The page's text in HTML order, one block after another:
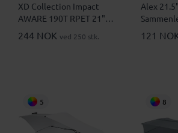
XD Collection Impact
AWARE 190T RPET 21"
Bambus Automatisk
Sammenleggbar Paraply
244 NOK ved 250 stk.
Alex
121
5 8